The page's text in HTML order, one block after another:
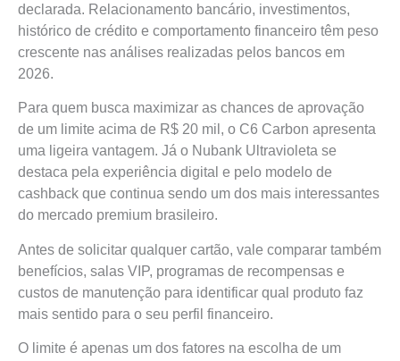
declarada. Relacionamento bancário, investimentos,
histórico de crédito e comportamento financeiro têm peso
crescente nas análises realizadas pelos bancos em
2026.
Para quem busca maximizar as chances de aprovação
de um limite acima de R$ 20 mil, o C6 Carbon apresenta
uma ligeira vantagem. Já o Nubank Ultravioleta se
destaca pela experiência digital e pelo modelo de
cashback que continua sendo um dos mais interessantes
do mercado premium brasileiro.
Antes de solicitar qualquer cartão, vale comparar também
benefícios, salas VIP, programas de recompensas e
custos de manutenção para identificar qual produto faz
mais sentido para o seu perfil financeiro.
O limite é apenas um dos fatores na escolha de um